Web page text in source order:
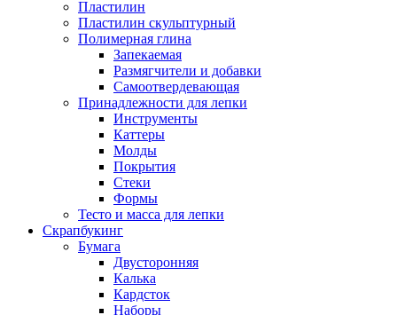
Пластилин
Пластилин скульптурный
Полимерная глина
Запекаемая
Размягчители и добавки
Самоотвердевающая
Принадлежности для лепки
Инструменты
Каттеры
Молды
Покрытия
Стеки
Формы
Тесто и масса для лепки
Скрапбукинг
Бумага
Двусторонняя
Калька
Кардсток
Наборы